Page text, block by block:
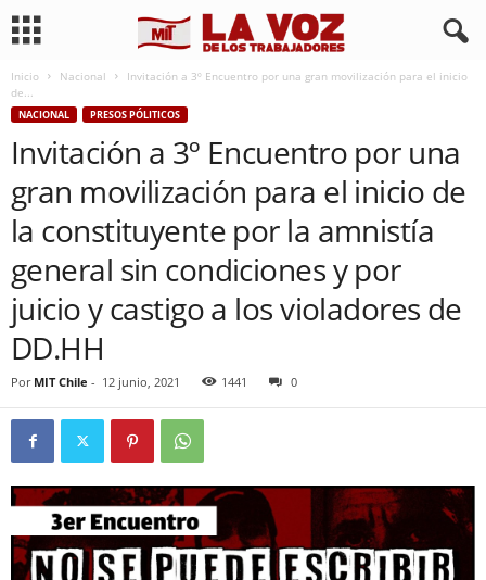
Inicio Nacional
Invitación a 3º Encuentro por una gran movilización para el inicio
de...
NACIONAL PRESOS PÓLITICOS
Invitación a 3º Encuentro por una
gran movilización para el inicio de
la constituyente por la amnistía
general sin condiciones y por
juicio y castigo a los violadores de
DD.HH
Por MIT Chile - 12 junio, 2021 1441 0